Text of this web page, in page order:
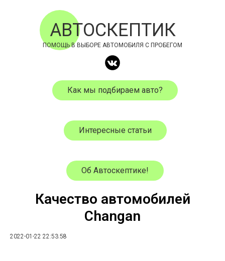
АВТОСКЕПТИК
ПОМОЩЬ В ВЫБОРЕ АВТОМОБИЛЯ С ПРОБЕГОМ
Как мы подбираем авто?
Интересные статьи
Об Автоскептике!
Качество автомобилей
Changan
2022-01-22 22:53:58